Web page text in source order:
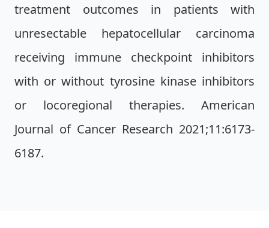
treatment outcomes in patients with
unresectable hepatocellular carcinoma
receiving immune checkpoint inhibitors
with or without tyrosine kinase inhibitors
or locoregional therapies. American
Journal of Cancer Research 2021;11:6173-
6187.